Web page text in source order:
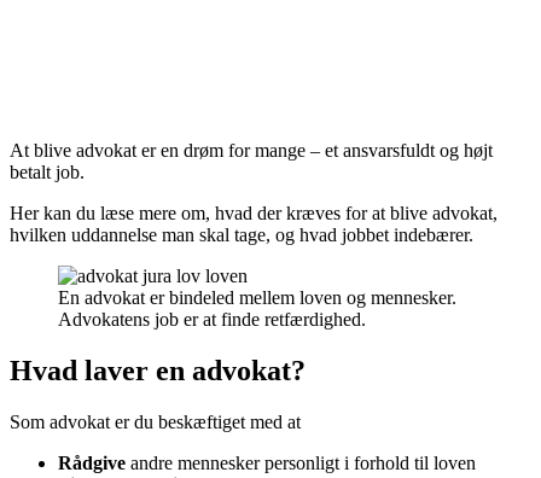
At blive advokat er en drøm for mange – et ansvarsfuldt og højt
betalt job.
Her kan du læse mere om, hvad der kræves for at blive advokat,
hvilken uddannelse man skal tage, og hvad jobbet indebærer.
En advokat er bindeled mellem loven og mennesker.
Advokatens job er at finde retfærdighed.
Hvad laver en advokat?
Som advokat er du beskæftiget med at
Rådgive andre mennesker personligt i forhold til loven